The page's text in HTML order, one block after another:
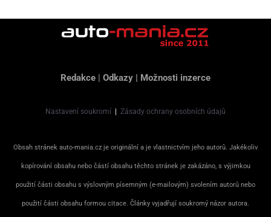
Redakce Odkazy Možnosti inzerce
Nastavení soukromí | Zásady ochrany osobních údajů
Obsah stránek auto-mania.cz je originální a je vlastnictvím jeho autorů. Jakékoliv
kopírování obsahu nebo částí obsahu těchto stránek je zakázáno, s výjimkou
použití části obsahu s výslovným písemným (e-mailovým) svolením autorů nebo
použití části obsahu formou citace. Články vyjadřují soukromý názor autora.